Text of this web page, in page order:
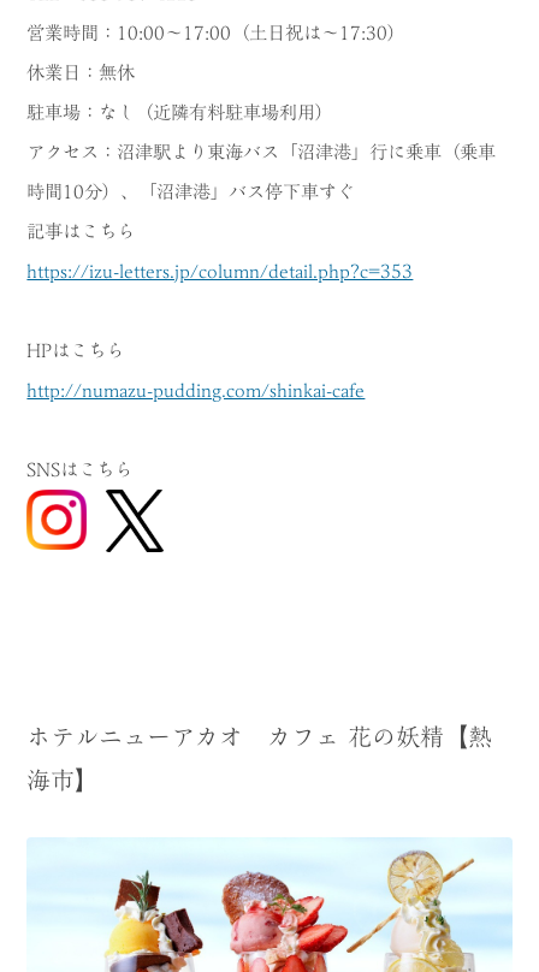
営業時間：10:00～17:00（土日祝は～17:30）
休業日：無休
駐車場：なし（近隣有料駐車場利用）
アクセス：沼津駅より東海バス「沼津港」行に乗車（乗車
時間10分）、「沼津港」バス停下車すぐ
記事はこちら
https://izu-letters.jp/column/detail.php?c=353
HPはこちら
http://numazu-pudding.com/shinkai-cafe
SNSはこちら
ホテルニューアカオ カフェ 花の妖精【熱
海市】